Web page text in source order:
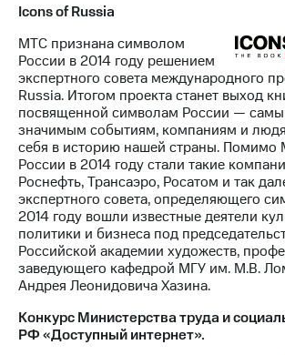
Icons of Russia
МТС признана символом
России в 2014 году решением
экспертного совета международного
Russia. Итогом проекта станет выход
посвященной символам России —
значимым событиям, компаниям и
себя в историю нашей страны.
России в 2014 году стали такие
Роснефть, Трансаэро, Росатом и так
экспертного совета, определяющего
2014 году вошли известные деятели
политики и бизнеса под
Российской академии художеств,
заведующего кафедрой МГУ им. М.В.
Андрея Леонидовича Хазина.
Конкурс Министерства труда и
РФ «Доступный интернет».